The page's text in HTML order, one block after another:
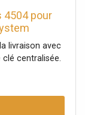
4504 pour
livraison avec
centralisée.